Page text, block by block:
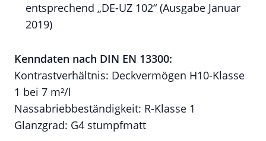
entsprechend „DE-UZ 102“ (Ausgabe Januar
2019)
Kenndaten nach DIN EN 13300:
Kontrastverhältnis: Deckvermögen H10-Klasse
1 bei 7 m²/l
Nassabriebbeständigkeit: R-Klasse 1
Glanzgrad: G4 stumpfmatt